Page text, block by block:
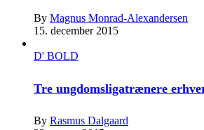
By Magnus Monrad-Alexandersen
15. december 2015
D' BOLD
Tre ungdomsligatrænere
By Rasmus Dalgaard